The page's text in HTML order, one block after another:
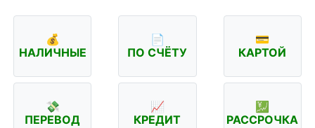
💰
НАЛИЧНЫЕ
📄
ПО СЧЁТУ
💳
КАРТОЙ
💸
ПЕРЕВОД
📈
КРЕДИТ
💹
РАССРОЧКА